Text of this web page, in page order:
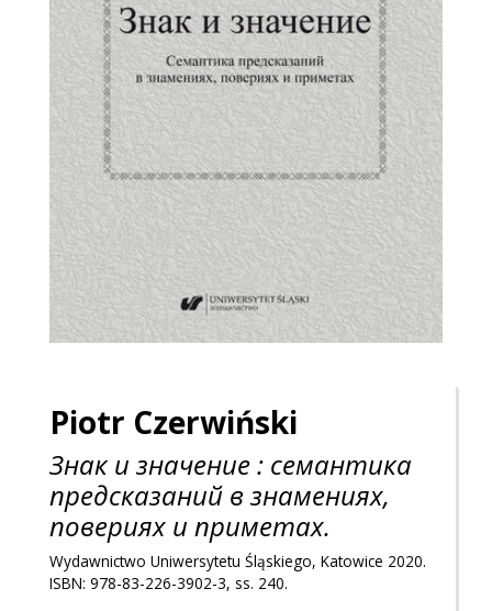
Piotr Czerwiński
Знак и значение : семантика
предсказаний в знамениях,
повериях и приметах.
Wydawnictwo Uniwersytetu Śląskiego, Katowice 2020.
ISBN: 978-83-226-3902-3, ss. 240.